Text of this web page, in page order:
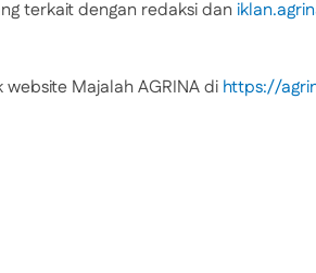
terkait dengan redaksi dan
Majalah AGRINA di https://